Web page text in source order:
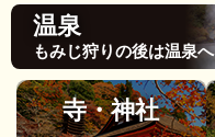
温泉
もみじ狩りの後は温泉へ
寺・神社